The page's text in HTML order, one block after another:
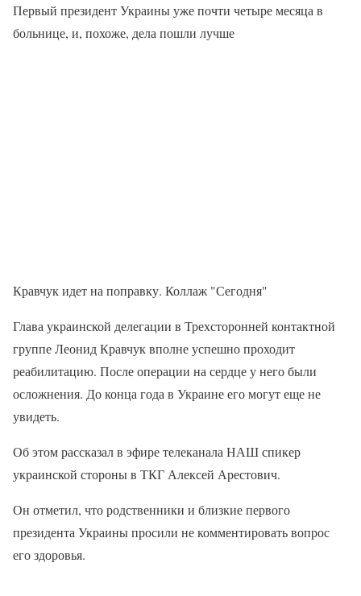
Первый президент Украины уже почти четыре месяца в
больнице, и, похоже, дела пошли лучше
Кравчук идет на поправку. Коллаж "Сегодня"
Глава украинской делегации в Трехсторонней контактной
группе Леонид Кравчук вполне успешно проходит
реабилитацию. После операции на сердце у него были
осложнения. До конца года в Украине его могут еще не
увидеть.
Об этом рассказал в эфире телеканала НАШ спикер
украинской стороны в ТКГ Алексей Арестович.
Он отметил, что родственники и близкие первого
президента Украины просили не комментировать вопрос
его здоровья.